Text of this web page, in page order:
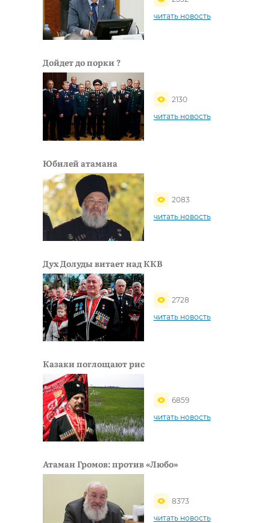
читать новость
Дойдет до порки ?
2130
читать новость
Юбилей атамана
2083
читать новость
Дух Долуды витает над ККВ
2728
читать новость
Казаки поглощают рис
6859
читать новость
Атаман Громов: против «Любо»
8373
читать новость